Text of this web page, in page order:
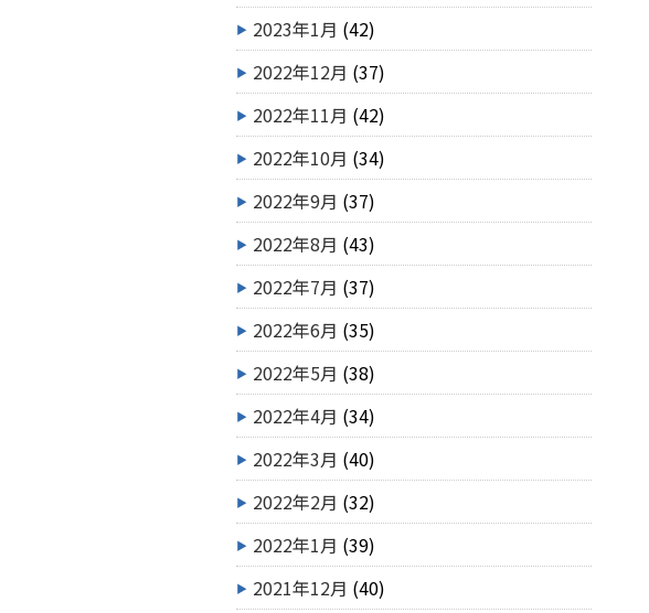
2023年1月 (42)
2022年12月 (37)
2022年11月 (42)
2022年10月 (34)
2022年9月 (37)
2022年8月 (43)
2022年7月 (37)
2022年6月 (35)
2022年5月 (38)
2022年4月 (34)
2022年3月 (40)
2022年2月 (32)
2022年1月 (39)
2021年12月 (40)